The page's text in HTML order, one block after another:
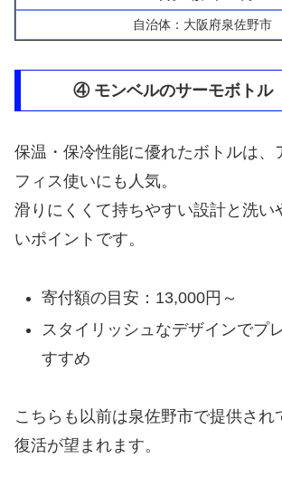
自治体：大阪府泉佐野市
④ モンベルのサーモボトル
保温・保冷性能に優れたボトルは、
フィス使いにも人気。
滑りにくくて持ちやすい設計と洗い
いポイントです。
寄付額の目安：13,000円～
スタイリッシュなデザインでプ
すすめ
こちらも以前は泉佐野市で提供され
復活が望まれます。